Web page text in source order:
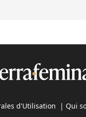
d'Utilisation | Qui